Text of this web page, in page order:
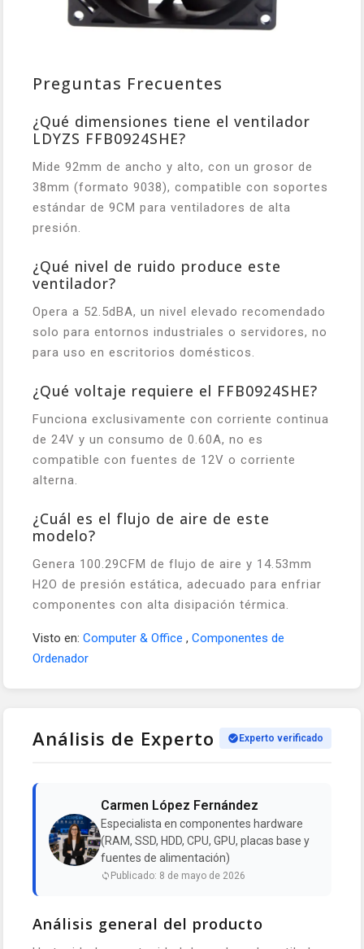
Preguntas Frecuentes
¿Qué dimensiones tiene el ventilador
LDYZS FFB0924SHE?
Mide 92mm de ancho y alto, con un grosor de
38mm (formato 9038), compatible con soportes
estándar de 9CM para ventiladores de alta
presión.
¿Qué nivel de ruido produce este
ventilador?
Opera a 52.5dBA, un nivel elevado recomendado
solo para entornos industriales o servidores, no
para uso en escritorios domésticos.
¿Qué voltaje requiere el FFB0924SHE?
Funciona exclusivamente con corriente continua
de 24V y un consumo de 0.60A, no es
compatible con fuentes de 12V o corriente
alterna.
¿Cuál es el flujo de aire de este
modelo?
Genera 100.29CFM de flujo de aire y 14.53mm
H2O de presión estática, adecuado para enfriar
componentes con alta disipación térmica.
Visto en: Computer & Office , Componentes de
Ordenador
Análisis de Experto Experto verificado
Carmen López Fernández
Especialista en componentes hardware
(RAM, SSD, HDD, CPU, GPU, placas base y
fuentes de alimentación)
Publicado: 8 de mayo de 2026
Análisis general del producto